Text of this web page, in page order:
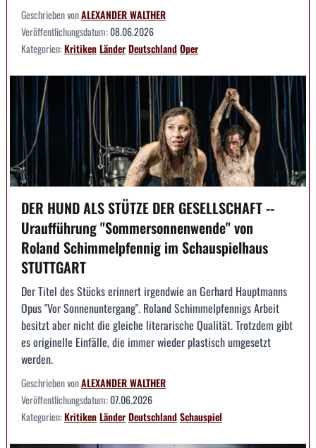
Geschrieben vonALEXANDER WALTHER
Veröffentlichungsdatum:08.06.2026
Kategorien:KritikenLänderDeutschlandOper
DER HUND ALS STÜTZE DER GESELLSCHAFT --
Uraufführung "Sommersonnenwende" von
Roland Schimmelpfennig im Schauspielhaus
STUTTGART
Der Titel des Stücks erinnert irgendwie an Gerhard Hauptmanns
Opus "Vor Sonnenuntergang". Roland Schimmelpfennigs Arbeit
besitzt aber nicht die gleiche literarische Qualität. Trotzdem gibt
es originelle Einfälle, die immer wieder plastisch umgesetzt
werden.
Geschrieben vonALEXANDER WALTHER
Veröffentlichungsdatum:07.06.2026
Kategorien:KritikenLänderDeutschlandSchauspiel